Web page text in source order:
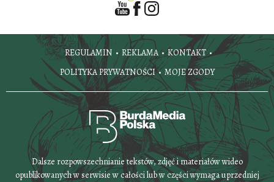
REGULAMIN REKLAMA
KONTAKT
POLITYKA PRYWATNOŚCI
MOJE ZGODY
Dalsze rozpowszechnianie tekstów, zdjęć i materiałów wideo
opublikowanych w serwisie w całości lub w części wymaga uprzedniej